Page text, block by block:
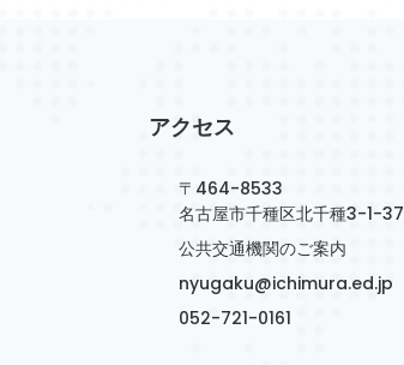
アクセス
〒464-8533
名古屋市千種区北千種3-1-37
公共交通機関のご案内
nyugaku@ichimura.ed.jp
052-721-0161